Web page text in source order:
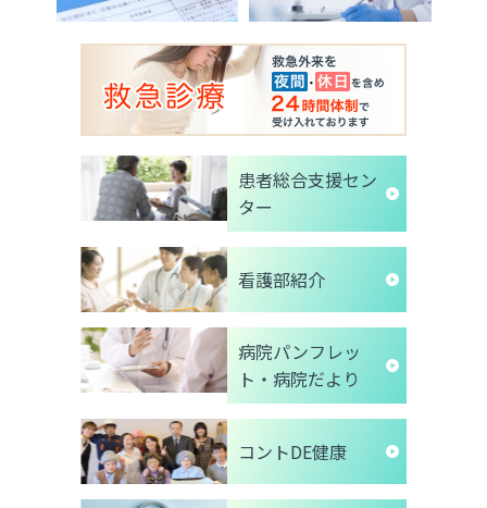
患者総合支援セン
ター
看護部紹介
病院パンフレッ
ト・病院だより
コントDE健康